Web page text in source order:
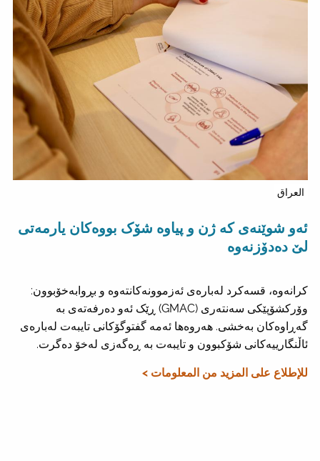
العراق
ئەو شوێنەی کە ژن و پیاوە شۆک بووەکان یارمەتی
لێ دەدۆزنەوە
کرانەوە، قسەکرد لەبارەی ئەزموونەکانتەوە و بڕوابەخۆبوون:
وۆرکشۆپێکی سەنتەری (GMAC) ڕێک ئەو دەرفەتەی بە
گەڕاوەکان بەخشی. هەروەها ئەمە گفتوگۆکانی تایبەت لەبارەی
ئاڵنگارییەکانی شۆکبوون و تایبەت بە ڕەگەزی لەخۆ دەگرت.
للإطلاع على المزيد من المعلومات >